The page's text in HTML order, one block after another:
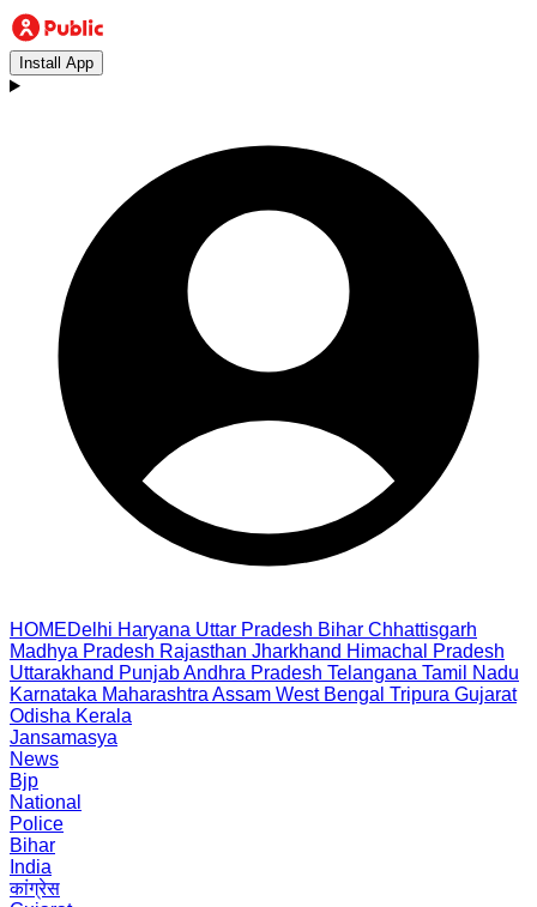
Install App
HOMEDelhi Haryana Uttar Pradesh Bihar Chhattisgarh
Madhya Pradesh Rajasthan Jharkhand Himachal Pradesh
Uttarakhand PunjabAndhra Pradesh Telangana Tamil Nadu
Karnataka Maharashtra Assam West Bengal Tripura Gujarat
Odisha Kerala
Jansamasya
News
Bjp
National
Police
Bihar
India
कांग्रेस